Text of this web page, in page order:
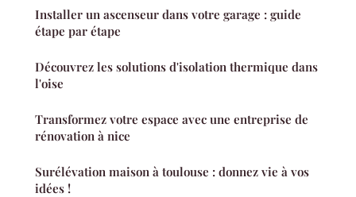
Installer un ascenseur dans votre garage : guide
étape par étape
Découvrez les solutions d'isolation thermique dans
l'oise
Transformez votre espace avec une entreprise de
rénovation à nice
Surélévation maison à toulouse : donnez vie à vos
idées !